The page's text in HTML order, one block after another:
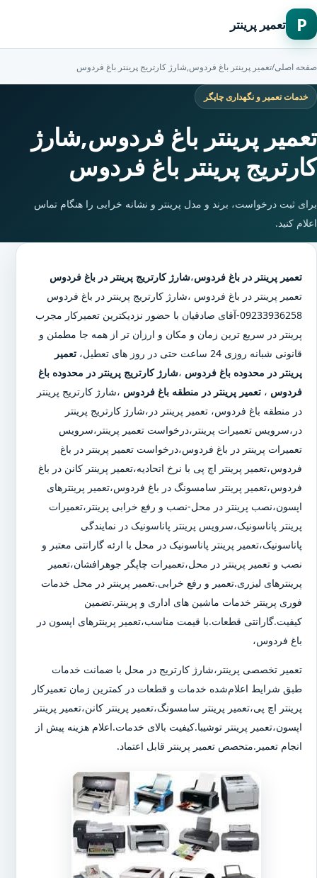
P تعمیر پرینتر
صفحه اصلی/تعمیر پرینتر باغ فردوس,شارژ کارتریج پرینتر باغ فردوس
خدمات تعمیر و نگهداری چاپگر
تعمیر پرینتر باغ فردوس,شارژ
کارتریج پرینتر باغ فردوس
برای ثبت درخواست، برند و مدل پرینتر و نشانه خرابی را هنگام تماس
اعلام کنید.
تعمیر پرینتر در باغ فردوس،شارژ کارتریج پرینتر در باغ فردوس
تعمیر پرینتر در باغ فردوس ،شارژ کارتریج پرینتر در باغ فردوس
09233936258-آقای صادقیان با حضور نزدیکترین تعمیرکار مجرب
پرینتر در سریع ترین زمان و مکان و ارزان تر از همه جا مطمئن و
قانونی شبانه روزی 24 ساعت حتی در روز های تعطیل،
تعمیر
پرینتر در محدوده باغ فردوس ،شارژ کارتریج پرینتر در محدوده باغ
فردوس ، تعمیر پرینتر در منطقه باغ فردوس ،شارژ کارتریج پرینتر
در منطقه باغ فردوس، تعمیر پرینتر در،شارژ کارتریج پرینتر
در،سرویس تعمیرات پرینتر،درخواست تعمیر پرینتر،سرویس
تعمیرات پرینتر در باغ فردوس،درخواست تعمیر پرینتر در باغ
فردوس،تعمیر پرینتر اچ پی با نرخ اتحادیه،تعمیر پرینتر کانن در باغ
فردوس،تعمیر پرینتر سامسونگ در باغ فردوس،تعمیر پرینترهای
اپسون،نصب پرینتر در محل-نصب و رفع خرابی پرینتر،تعمیرات
پرینتر پاناسونیک،سرویس پرینتر پاناسونیک در نمایندگی
پاناسونیک،تعمیر پرینتر پاناسونیک در محل با ارئه گارانتی معتبر و
نصب و تعمیر پرینتر در محل،تعمیرات چاپگر جوهرافشان،تعمیر
پرینترهای لیزری.تعمیر و رفع خرابی.تعمیر پرینتر در محل خدمات
فوری پرینتر خدمات ماشین های اداری و پرینتر.تضمین
کیفیت.گارانتی قطعات.با قیمت مناسب،تعمیر پرینترهای اپسون در
باغ فردوس،
تعمیر تخصصی پرینتر،شارژ کارتریج در محل با ضمانت خدمات
طبق شرایط اعلام‌شده خدمات و قطعات در کمترین زمان تعمیرکار
پرینتر اچ پی،تعمیر پرینتر سامسونگ،تعمیر پرینتر کانن،تعمیر پرینتر
اپسون،تعمیر پرینتر توشیبا.کیفیت بالای خدمات.اعلام هزینه پیش از
انجام تعمیر.متحصص تعمیر پرینتر قابل اعتماد.